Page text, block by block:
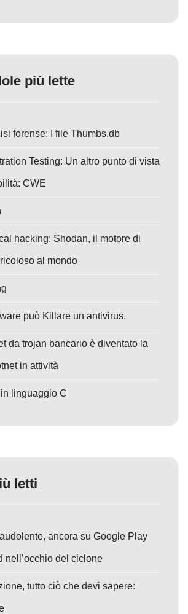
più lette
forense: I file Thumbs.db
Testing: Un altro punto di vista
CWE
hacking: Shodan, il motore di
al mondo
può Killare un antivirus.
da trojan bancario è diventato la
in attività
linguaggio C
letti
ancora su Google Play
nell’occhio del ciclone
tutto ciò che devi sapere: